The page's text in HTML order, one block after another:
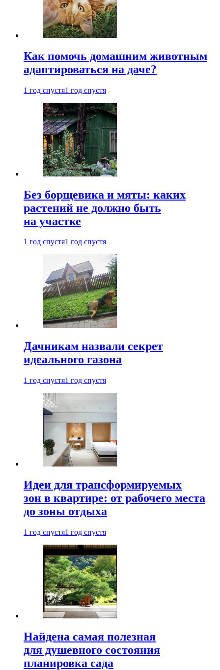
Как помочь домашним животным
адаптироваться на даче?
1 год спустя1 год спустя
Без борщевика и мяты: каких
растений не должно быть
на участке
1 год спустя1 год спустя
Дачникам назвали секрет
идеального газона
1 год спустя1 год спустя
Идеи для трансформируемых
зон в квартире: от рабочего места
до зоны отдыха
1 год спустя1 год спустя
Найдена самая полезная
для душевного состояния
планировка сада